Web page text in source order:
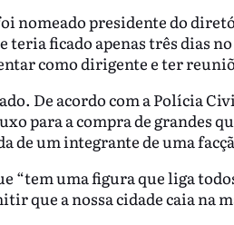
nomeado presidente do
ficado apenas três dias
como dirigente e ter
De acordo com a Polícia
para a compra de grandes
de um integrante de uma
“tem uma figura que liga
que a nossa cidade caia na